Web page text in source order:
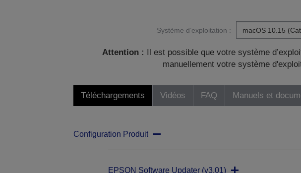
Système d’exploitation :
Attention :
Il est possible que votre système
manuellement votre système
Téléchargements Vidéos FAQ Manuels et
Configuration Produit
EPSON Software Updater (v3.01)